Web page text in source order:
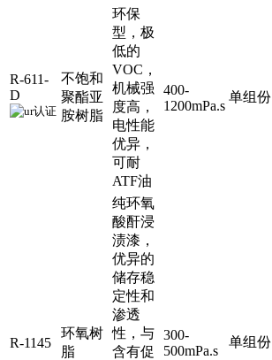
R-611-
D
不饱和
聚酯亚
胺树脂
环保
型，极
低的
VOC，
机械强
度高，
电性能
优异，
可耐
ATF油
400-
1200mPa.s
单组份
R-1145
环氧树
脂
纯环氧
酸酐浸
渍漆，
优异的
储存稳
定性和
渗透
性，与
含有促
300-
500mPa.s
单组份